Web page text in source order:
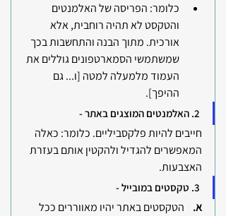
כלומר: הפריסה של האלמנטים
והטקסט לא תהיה רוחבית, אלא
אורכית. מתוך הבנה והתחשבות בכך
שמשתמשי הסמארטפונים גוללים את
העמוד מלמעלה למטה [ו... גם
ההיפך].
2. האלמנטים המוצגים באתר -
חייבים להיות פלקסביליים. כלומר: כאלה
המאפשרים להגדיל ולהקטין אותם בעזרת
האצבעות.
3. טקסטים במובייל -
א. הטקסטים באתר יהיו מאווררים ככל